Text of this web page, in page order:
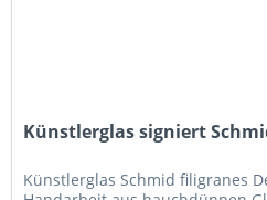
Künstlerglas signiert
Künstlerglas Schmid filigranes